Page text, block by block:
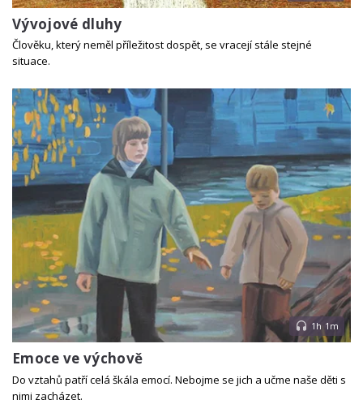
Vývojové dluhy
Člověku, který neměl příležitost dospět, se vracejí stále stejné
situace.
1h 1m
Emoce ve výchově
Do vztahů patří celá škála emocí. Nebojme se jich a učme naše děti s
nimi zacházet.